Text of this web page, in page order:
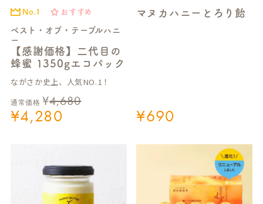
No.1 おすすめ
ベスト・オブ・テーブルハニ
ー
【感謝価格】二代目の
蜂蜜 1350gエコパック
ながさか史上、人気NO.1！
通常価格 ¥4,680
¥4,280
マヌカハニーとろり飴
¥690